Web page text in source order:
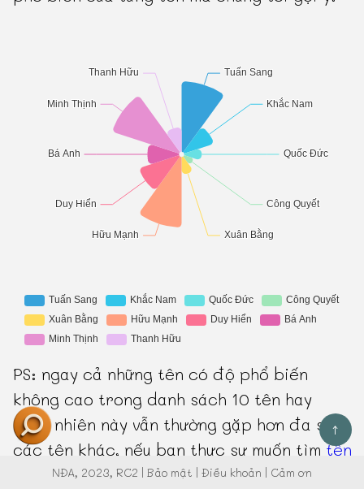
PS: ngay cả những tên có độ phổ biến
không cao trong danh sách 10 tên hay
ngẫu nhiên này vẫn thường gặp hơn đa số
các tên khác, nếu bạn thực sự muốn tìmtên
hiếm gặp, thì có thể tham khảo danh sách
↑
NĐA, 2023, RC2 | Bảo mật | Điều khoản | Cảm ơn